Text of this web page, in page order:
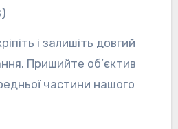
і залишіть довгий
Пришийте об’єктив
частини нашого